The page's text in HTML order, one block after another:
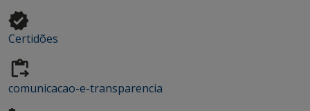
Certidões
comunicacao-e-transparencia